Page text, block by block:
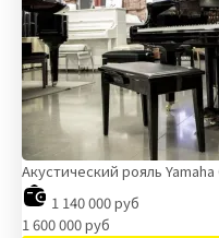
Акустический рояль
1 140 000 руб
1 600 000 руб